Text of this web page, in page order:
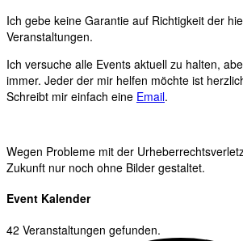
Ich gebe keine Garantie auf Richtigkeit der
Veranstaltungen.
Ich versuche alle Events aktuell zu halten,
immer. Jeder der mir helfen möchte ist
Schreibt mir einfach eine Email.
Wegen Probleme mit der
Zukunft nur noch ohne Bilder gestaltet.
Event Kalender
42 Veranstaltungen gefunden.